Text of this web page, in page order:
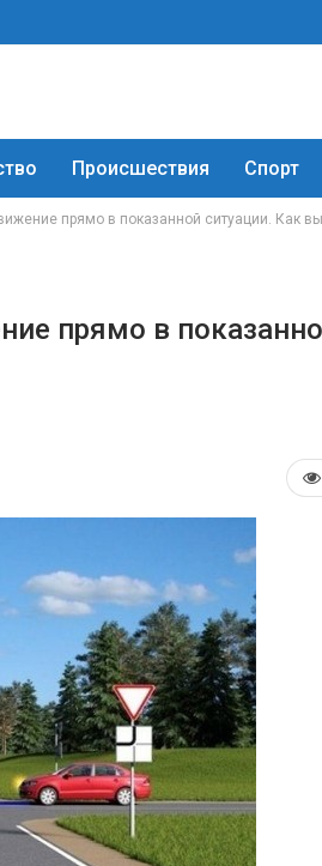
Происшествия Спорт
прямо в показанной ситуации. Как вы
прямо в